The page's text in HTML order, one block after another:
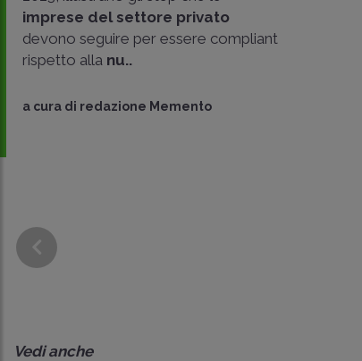
imprese del settore privato
devono seguire per essere compliant
rispetto alla nu..
a cura di redazione Memento
Vedi anche